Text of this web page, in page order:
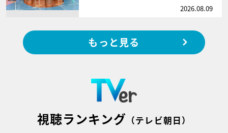
2026.08.09
もっと見る
視聴ランキング （テレビ朝日）